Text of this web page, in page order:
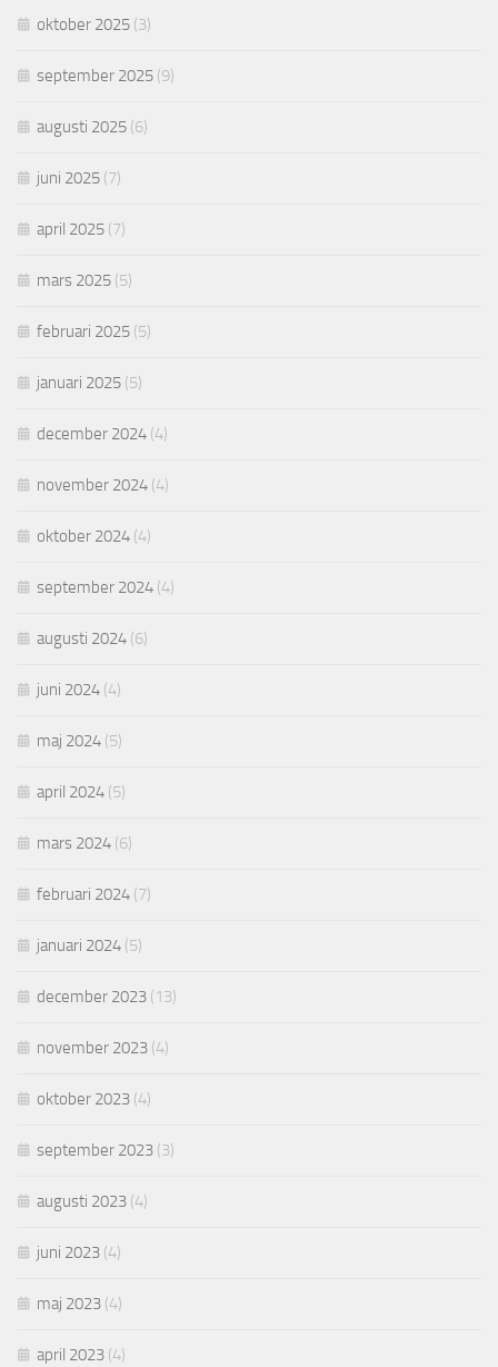
oktober 2025 (3)
september 2025 (9)
augusti 2025 (6)
juni 2025 (7)
april 2025 (7)
mars 2025 (5)
februari 2025 (5)
januari 2025 (5)
december 2024 (4)
november 2024 (4)
oktober 2024 (4)
september 2024 (4)
augusti 2024 (6)
juni 2024 (4)
maj 2024 (5)
april 2024 (5)
mars 2024 (6)
februari 2024 (7)
januari 2024 (5)
december 2023 (13)
november 2023 (4)
oktober 2023 (4)
september 2023 (3)
augusti 2023 (4)
juni 2023 (4)
maj 2023 (4)
april 2023 (4)